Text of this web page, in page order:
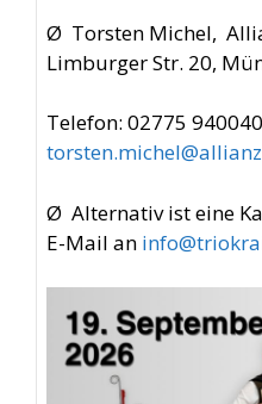
Ø Torsten Michel,
Limburger Str. 20,
Telefon: 02775
Ø Alternativ ist eine
E-Mail an